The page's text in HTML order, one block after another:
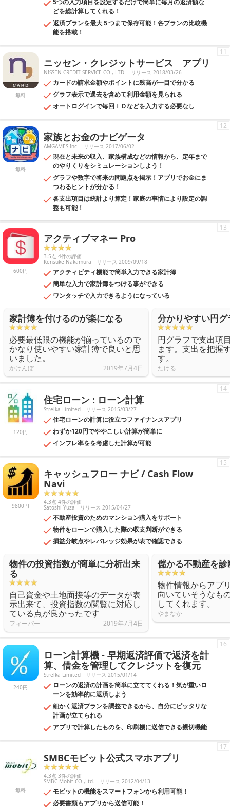
5つの入力項目を設定するだけで簡単に毎月の返済額な
どを総計算してくれる！
返済プランを最大５つまで保存可能！各プランの比較機
能を搭載！
無料
ニッセン・クレジットサービス アプリ
NISSEN CREDIT SERVICE CO., LTD. リリース 2018/03/26
カードの請求金額やポイントに残高が一目で分かる
グラフ表示で過去を含めて利用金額を見られる
オートログインで毎回ＩＤなどを入力する必要なし
11
無料
家族とお金のナビゲータ
AMGAMES Inc. リリース 2017/06/02
現在と未来の収入、家族構成などの情報から、定年まで
のやりくりをシミュレーションしよう！
グラフや数字で将来の問題点を掲示！アプリでお金にま
つわるヒントが分かる！
各支出項目は統計より算定！家庭の事情により設定の調
整も可能！
12
600円
アクティブマネー Pro
3.5点 4件の評価
Kensuke Nakamura リリース 2009/09/18
アクティビティ機能で簡単入力できる家計簿
簡単な入力で家計簿をつける事ができる
ワンタッチで入力できるようになっている
13
家計簿を付けるのが楽になる
必要最低限の機能が揃っているので
かなり使いやすい家計簿で良いと思
いました。
かけんぼ 2019年7月4日
分かりやすい円
円グラフで支出項
ます。支出を把握
す。
たける
120円
住宅ローン : ローン計算
Strelka Limited リリース 2015/03/27
住宅ローンの計算に役立つファイナンスアプリ
わずか120円でややこしい計算が簡単に
インフレ率をを考慮した計算が可能
14
9800円
キャッシュフロー ナビ / Cash Flow
Navi
4.3点 4件の評価
Satoshi Yuza リリース 2015/04/27
不動産投資のためのマンション購入をサポート
物件をローンで購入した際の収支判断ができる
損益分岐点やレバレッジ効果が表で確認できる
15
物件の投資指数が簡単に分析出来
る
自己資金や土地面接等のデータが表
示出来て、投資指数の閲覧に対応し
ている点が良かったです
フィーバー 2019年7月4日
儲かる不動産を
物件情報からアプ
向いていそうなも
してくれます。
やまなか
240円
ローン計算機 - 早期返済評価で返済を計
算、借金を管理してクレジットを復元
Strelka Limited リリース 2015/01/14
ローンの返済の計画を簡単に立ててくれる！気が重いロ
ーンを効率的に返済しよう
細かく返済プランを調整できるから、自分にピッタリな
計画が立てられる
アプリで計算したものを、印刷機に送信できる親切機能
16
無料
SMBCモビット公式スマホアプリ
4.3点 3件の評価
SMBC Mobit CO.,Ltd. リリース 2012/04/13
モビットの機能をスマートフォンから利用可能！
必要書類もアプリから送信可能！
17